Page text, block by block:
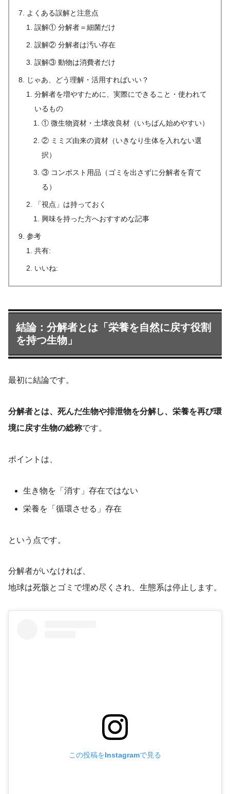
よくある誤解と注意点
誤解① 分解者＝細菌だけ
誤解② 分解者は汚い存在
誤解③ 動物は消費者だけ
じゃあ、どう理解・活用すればいい？
分解者を増やすために、実際にできること・使われて
いるもの
① 微生物資材・土壌改良材（いちばん始めやすい）
② ミミズ由来の資材（いきなり生体を入れない選
択）
③ コンポスト用品（ゴミを出さずに分解者を育て
る）
「視点」は持っておく
興味を持った方へおすすめな記事
参考
共有:
いいね:
結論：分解者とは「栄養を自然に戻す役割
を持つ生物」
最初に結論です。
分解者とは、死んだ生物や排泄物を分解し、栄養を再び環
境に戻す生物の総称です。
ポイントは、
生き物を「消す」存在ではない
栄養を「循環させる」存在
という点です。
分解者がいなければ、
地球は死骸とゴミで埋め尽くされ、生態系は停止します。
この投稿をInstagramで見る